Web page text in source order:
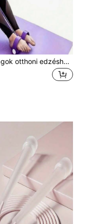
Ellenállásszalagok otthoni edzéshez - Rugalmas húzókötél, Alkalmas otthoni edzéshez, Jóga szerelmeseinek, Rugalmasság javítása, Tökéletes alak fenntartása, Ellenállásszalagok